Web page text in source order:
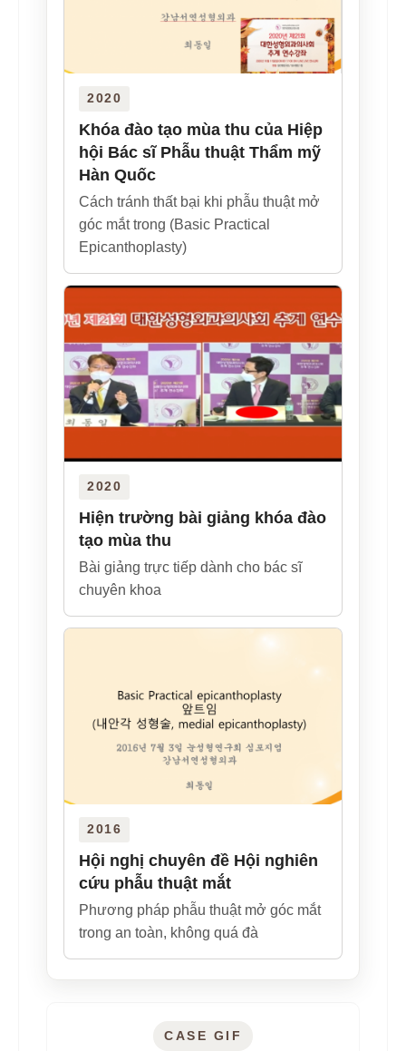
2020
Khóa đào tạo mùa thu của Hiệp
hội Bác sĩ Phẫu thuật Thẩm mỹ
Hàn Quốc
Cách tránh thất bại khi phẫu thuật mở
góc mắt trong (Basic Practical
Epicanthoplasty)
2020
Hiện trường bài giảng khóa đào
tạo mùa thu
Bài giảng trực tiếp dành cho bác sĩ
chuyên khoa
2016
Hội nghị chuyên đề Hội nghiên
cứu phẫu thuật mắt
Phương pháp phẫu thuật mở góc mắt
trong an toàn, không quá đà
CASE GIF